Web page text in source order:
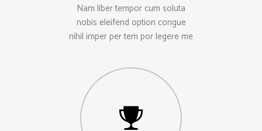
Nam liber tempor cum soluta
nobis eleifend option congue
nihil imper per tem por legere me